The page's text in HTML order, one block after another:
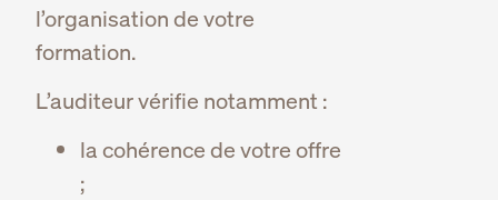
l’organisation de votre
formation.
L’auditeur vérifie notamment :
la cohérence de votre offre
;